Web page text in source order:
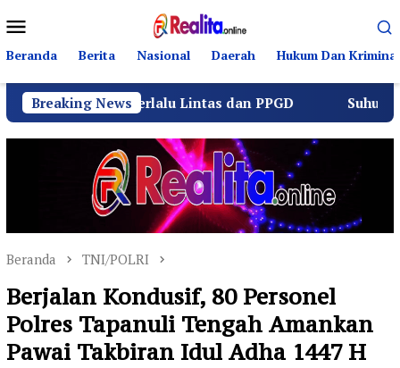
ke
kontenMobile
Beranda Berita Nasional Daerah Hukum Dan Kriminal
Breaking News
Berlalu Lintas dan PPGD Suhu Pilkades
Beranda TNI/POLRI
Berjalan Kondusif, 80 Personel
Polres Tapanuli Tengah Amankan
Pawai Takbiran Idul Adha 1447 H